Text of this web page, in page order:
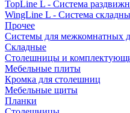
TopLine L - Система
WingLine L - Система
Прочее
Системы для межкомнатных
Складные
Столешницы и
Мебельные плиты
Кромка для столешниц
Мебельные щиты
Планки